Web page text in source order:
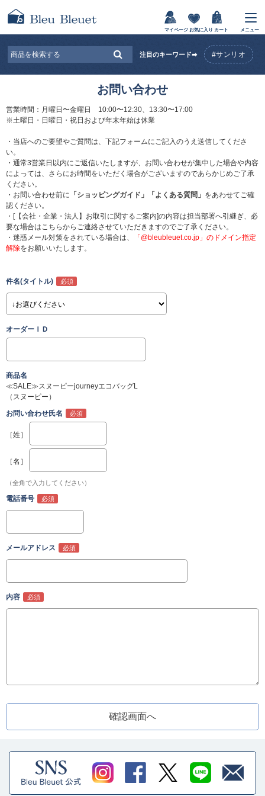
マイページ お気に入り カート メニュー
注目のキーワード➡ #サンリオ
お問い合わせ
営業時間：月曜日〜金曜日 10:00〜12:30、13:30〜17:00
※土曜日・日曜日・祝日および年末年始は休業
・当店へのご要望やご質問は、下記フォームにご記入のうえ送信してくださ
い。
・通常3営業日以内にご返信いたしますが、お問い合わせが集中した場合や内容
によっては、さらにお時間をいただく場合がございますのであらかじめご了承
ください。
・お問い合わせ前に 「ショッピングガイド」 「よくある質問」 をあわせてご確
認ください。
・[【会社・企業・法人】お取引に関するご案内]の内容は担当部署へ引継ぎ、必
要な場合はこちらからご連絡させていただきますのでご了承ください。
・迷惑メール対策をされている場合は、
「@bleubleuet.co.jp」のドメイン指定
解除をお願いいたします。
件名(タイトル)
オーダーＩＤ
商品名
≪SALE≫スヌーピーjourneyエコバッグL
（スヌーピー）
お問い合わせ氏名
［姓］
［名］
（全角で入力してください）
電話番号
メールアドレス
内容